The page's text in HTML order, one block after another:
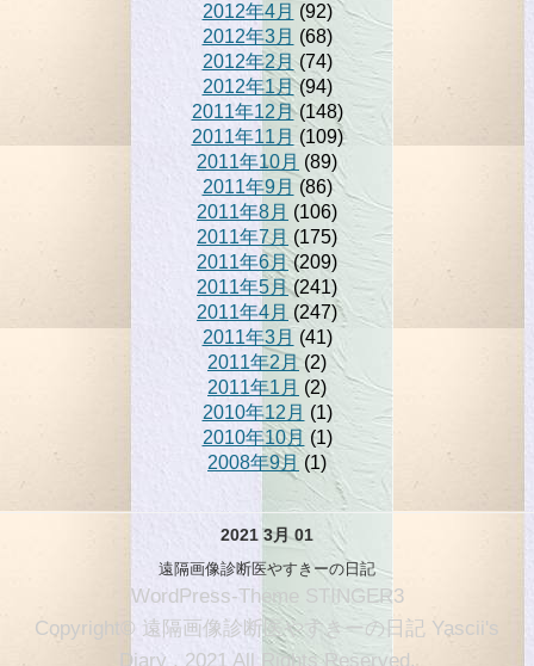
2012年4月 (92)
2012年3月 (68)
2012年2月 (74)
2012年1月(94)
2011年12月(148)
2011年11月 (109)
2011年10月 (89)
2011年9月 (86)
2011年8月 (106)
2011年7月 (175)
2011年6月(209)
2011年5月(241)
2011年4月 (247)
2011年3月 (41)
2011年2月 (2)
2011年1月 (2)
2010年12月 (1)
2010年10月 (1)
2008年9月(1)
2021 3月 01
遠隔画像診断医やすきーの日記
WordPress-Theme STINGER3
Copyright© 遠隔画像診断医やすきーの日記 Yascii's
Diary , 2021 All Rights Reserved.